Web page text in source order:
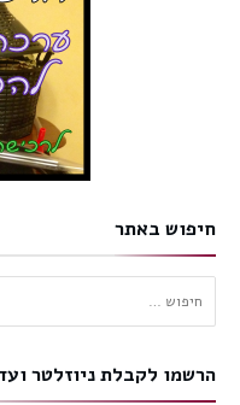
חיפוש באתר
חיפוש:
הרשמו לקבלת ניוזלטר